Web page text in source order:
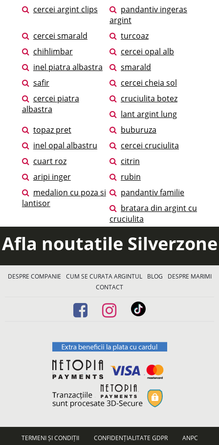
cercei argint clips
pandantiv ingeras
argint
cercei smarald
turcoaz
chihlimbar
cercei opal alb
inel piatra albastra
smarald
safir
cercei cheia sol
cercei piatra
albastra
cruciulita botez
lant argint lung
topaz pret
buburuza
inel opal albastru
cercei cruciulita
cuart roz
citrin
aripi inger
rubin
medalion cu poza si
lantisor
pandantiv familie
bratara din argint cu
cruciulita
Afla noutatile Silverzone
DESPRE COMPANIE CUM SE CURATA ARGINTUL BLOG
DESPRE MARIMI
CONTACT
TERMENI ȘI CONDIȚII CONFIDENȚIALITATE GDPR
ANPC